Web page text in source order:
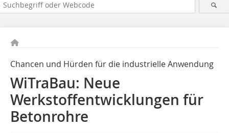
Chancen und Hürden für die industrielle Anwendung
WiTraBau: Neue
Werkstoffentwicklungen für
Betonrohre